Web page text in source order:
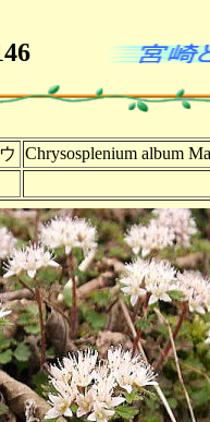
Chrysosplenium album